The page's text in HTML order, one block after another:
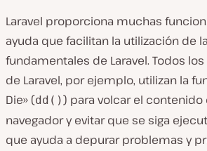
Laravel proporciona muchas
ayuda que facilitan la utilización de
fundamentales de Laravel. Todos
de Laravel, por ejemplo, utilizan la
Die» (dd()) para volcar el contenido
navegador y evitar que se siga
que ayuda a depurar problemas y